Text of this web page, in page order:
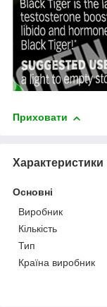
Приховати
Характеристики
Основні
Виробник
Кількість
Тип
Країна виробник